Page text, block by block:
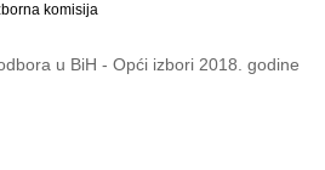
komisija
u BiH - Opći izbori 2018. godine